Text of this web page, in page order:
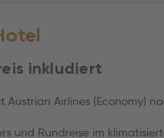
inkludiert
Austrian Airlines (Economy)
und Rundreise im